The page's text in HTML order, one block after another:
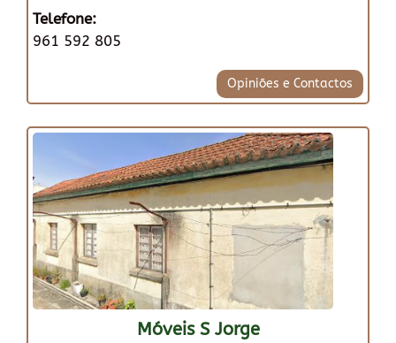
Telefone:
961 592 805
Opiniões e Contactos
Móveis S Jorge